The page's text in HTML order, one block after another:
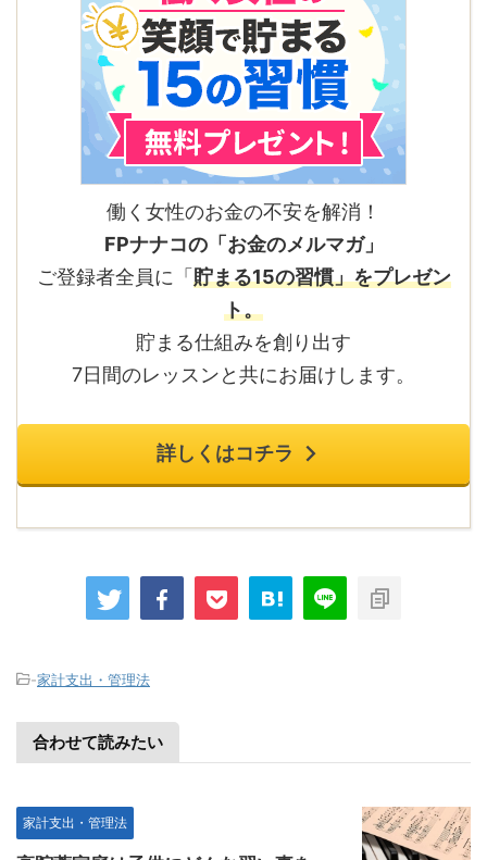
働く女性のお金の不安を解消！
FPナナコの「お金のメルマガ」
ご登録者全員に「 貯まる15の習慣」をプレゼン
ト。
貯まる仕組みを創り出す
7日間のレッスンと共にお届けします。
詳しくはコチラ
-家計支出・管理法
合わせて読みたい
家計支出・管理法